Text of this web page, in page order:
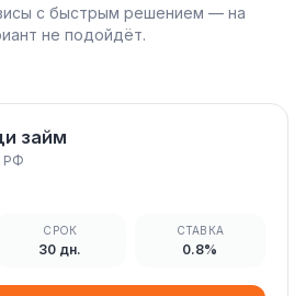
с быстрым решением — на
не подойдёт.
займ
РФ
СРОК
30 дн.
СТАВКА
0.8%